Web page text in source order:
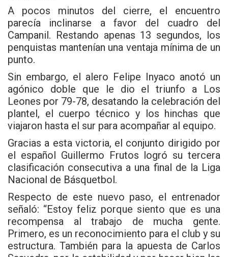
A pocos minutos del cierre, el encuentro
parecía inclinarse a favor del cuadro del
Campanil. Restando apenas 13 segundos, los
penquistas mantenían una ventaja mínima de un
punto.
Sin embargo, el alero Felipe Inyaco anotó un
agónico doble que le dio el triunfo a Los
Leones por 79-78, desatando la celebración del
plantel, el cuerpo técnico y los hinchas que
viajaron hasta el sur para acompañar al equipo.
Gracias a esta victoria, el conjunto dirigido por
el español Guillermo Frutos logró su tercera
clasificación consecutiva a una final de la Liga
Nacional de Básquetbol.
Respecto de este nuevo paso, el entrenador
señaló: “Estoy feliz porque siento que es una
recompensa al trabajo de mucha gente.
Primero, es un reconocimiento para el club y su
estructura. También para la apuesta de Carlos